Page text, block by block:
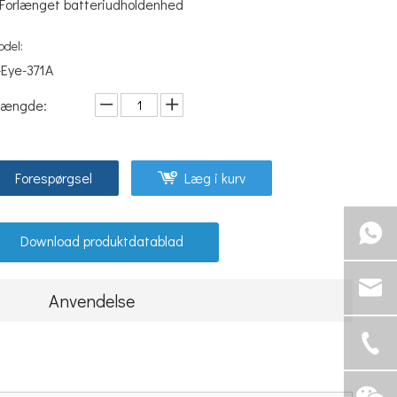
Forlænget batteriudholdenhed
371A
Forespørgsel Læg i kurv
Download produktdatablad
Anvendelse